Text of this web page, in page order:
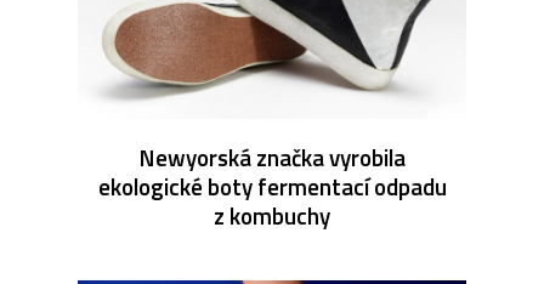
Newyorská značka vyrobila
ekologické boty fermentací odpadu
z kombuchy